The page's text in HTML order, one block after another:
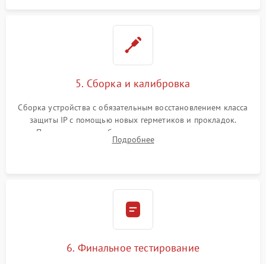
5. Сборка и калибровка
Сборка устройства с обязательным восстановлением класса
защиты IP с помощью новых герметиков и прокладок.
Программная калибровка матрицы по эталонному
абсолютно черному телу для точного измерения температур.
Подробнее
6. Финальное тестирование